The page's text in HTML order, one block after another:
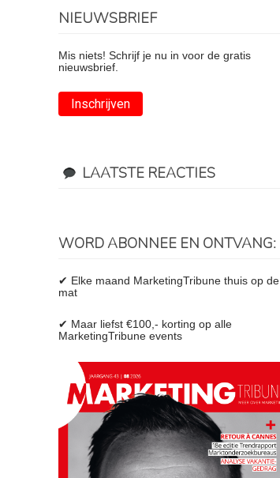
NIEUWSBRIEF
Mis niets! Schrijf je nu in voor de gratis
nieuwsbrief.
Inschrijven
LAATSTE REACTIES
WORD ABONNEE EN ONTVANG:
✔ Elke maand MarketingTribune thuis op de
mat
✔ Maar liefst €100,- korting op alle
MarketingTribune events